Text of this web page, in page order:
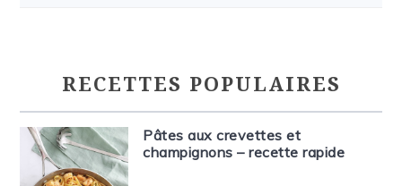
RECETTES POPULAIRES
Pâtes aux crevettes et
champignons – recette rapide